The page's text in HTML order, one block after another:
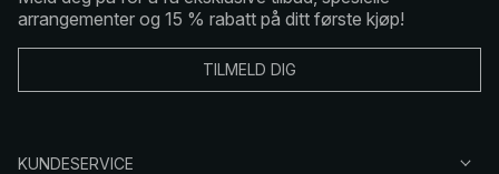
arrangementer og 15 % rabatt på ditt første kjøp!
TILMELD DIG
KUNDESERVICE